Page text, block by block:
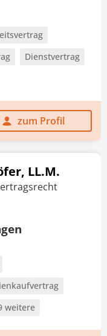
Dienstvertrag
zum Profil
LL.M.
weitere